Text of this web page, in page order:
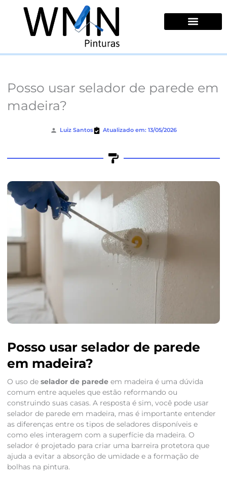
conteúdo
Posso usar selador de parede em
madeira?
Luiz Santos Atualizado em: 13/05/2026
Posso usar selador de parede
em madeira?
O uso de selador de paredeem madeira é uma dúvida
comum entre aqueles que estão reformando ou
construindo suas casas. A resposta é sim, você pode usar
selador de parede em madeira, mas é importante entender
as diferenças entre os tipos de seladores disponíveis e
como eles interagem com a superfície da madeira. O
selador é projetado para criar uma barreira protetora que
ajuda a evitar a absorção de umidade e a formação de
bolhas na pintura.